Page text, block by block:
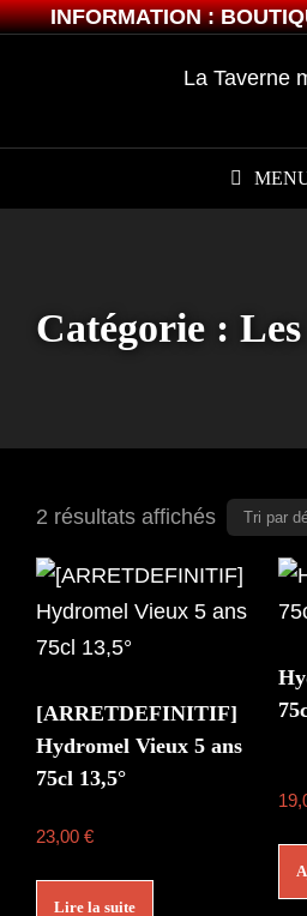
INFORMATION :
Catégorie :
2 résultats affichés
[ARRETDEFINITIF]
Hydromel Vieux 5 ans
75cl 13,5°
23,00 €
Lire la suite